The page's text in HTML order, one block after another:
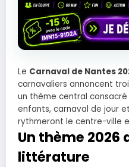
Le Carnaval de Nantes
carnavaliers annoncent
un thème central consacré
enfants, carnaval de jour
rythmeront le centre-ville
Un thème 2026
littérature